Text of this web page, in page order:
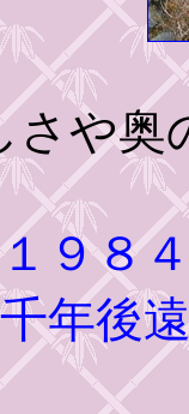
さや奥
９８
年後